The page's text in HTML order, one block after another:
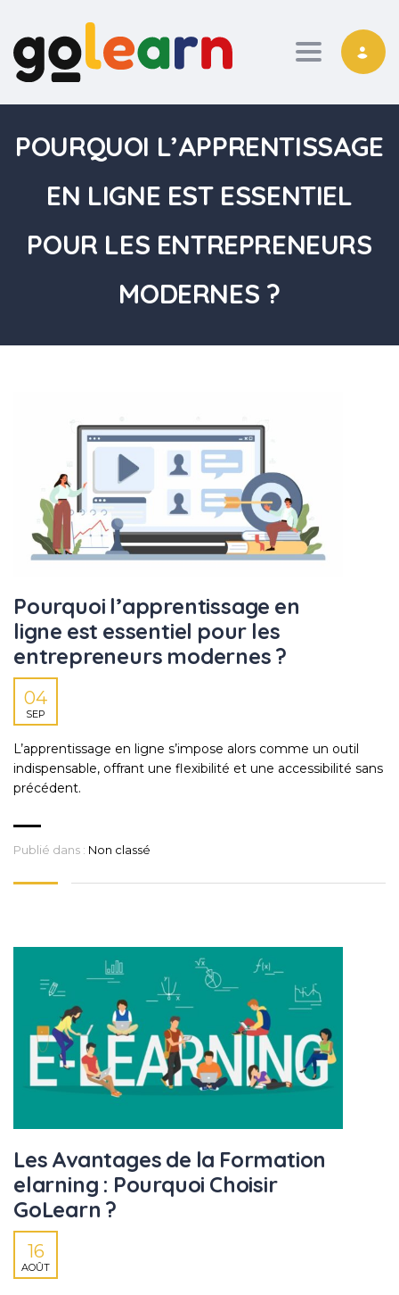
Toggle
POURQUOI L’APPRENTISSAGE
EN LIGNE EST ESSENTIEL
POUR LES ENTREPRENEURS
MODERNES ?
Pourquoi l’apprentissage en
ligne est essentiel pour les
entrepreneurs modernes ?
04
SEP
L’apprentissage en ligne s’impose alors comme un outil
indispensable, offrant une flexibilité et une accessibilité sans
précédent.
Publié dans : Non classé
Les Avantages de la Formation
elarning : Pourquoi Choisir
GoLearn ?
16
AOÛT